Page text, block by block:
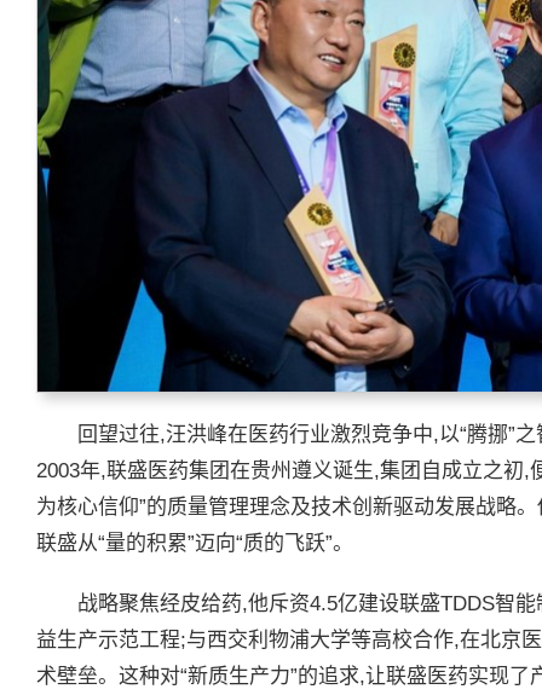
回望过往,汪洪峰在医药行业激烈竞争中,以“腾挪”
2003年,联盛医药集团在贵州遵义诞生,集团自成立之初,
为核心信仰”的质量管理理念及技术创新驱动发展战略
联盛从“量的积累”迈向“质的飞跃”。
战略聚焦经皮给药,他斥资4.5亿建设联盛TDDS智
益生产示范工程;与西交利物浦大学等高校合作,在北京
术壁垒。这种对“新质生产力”的追求,让联盛医药实现